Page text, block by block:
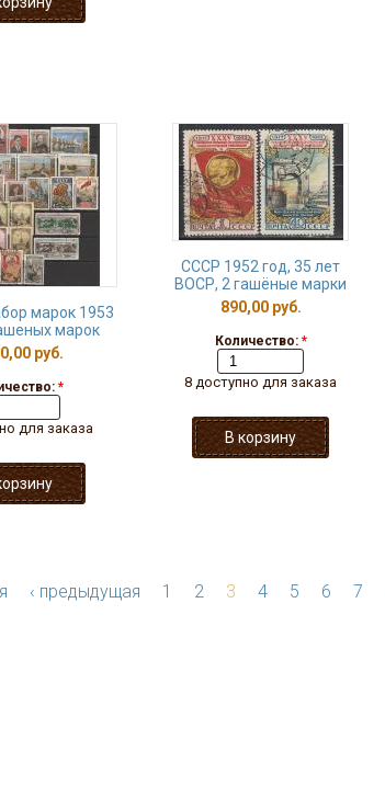
марок 1953
марок
руб.
*
для заказа
СССР 1952 год, 35 лет
ВОСР, 2 гашёные марки
890,00 руб.
Количество: *
8 доступно для заказа
‹ предыдущая 1 2 3 4 5 6 7